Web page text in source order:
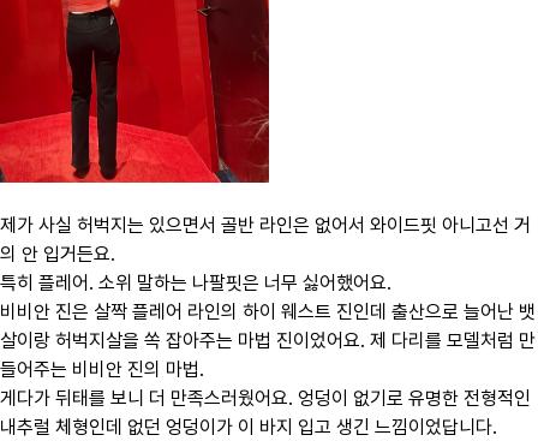
제가 사실 허벅지는 있으면서 골반 라인은 없어서 와이드핏 아니고선 거
의 안 입거든요.
특히 플레어. 소위 말하는 나팔핏은 너무 싫어했어요.
비비안 진은 살짝 플레어 라인의 하이 웨스트 진인데 출산으로 늘어난 뱃
살이랑 허벅지살을 쏙 잡아주는 마법 진이었어요. 제 다리를 모델처럼 만
들어주는 비비안 진의 마법.
게다가 뒤태를 보니 더 만족스러웠어요. 엉덩이 없기로 유명한 전형적인
내추럴 체형인데 없던 엉덩이가 이 바지 입고 생긴 느낌이었답니다.